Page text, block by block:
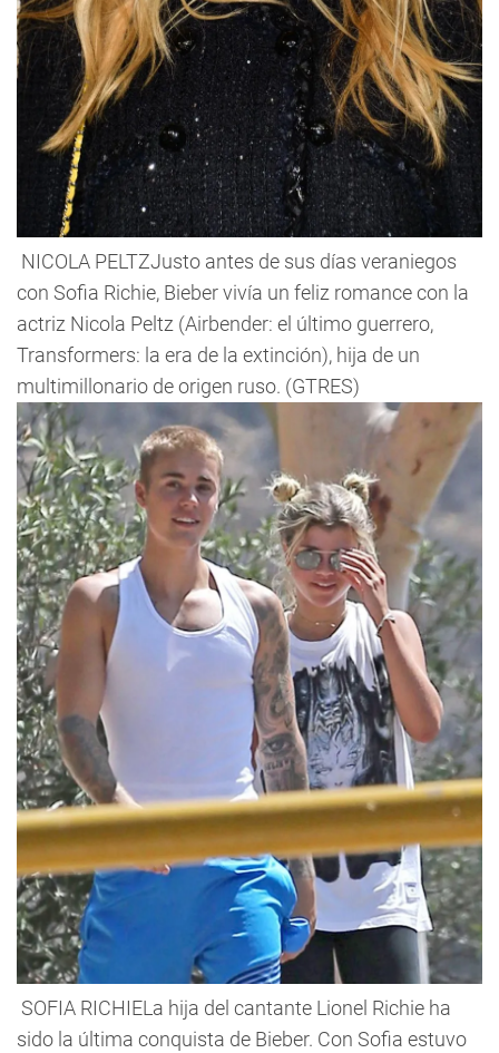
NICOLA PELTZJusto antes de sus días veraniegos
con Sofia Richie, Bieber vivía un feliz romance con la
actriz Nicola Peltz (Airbender: el último guerrero,
Transformers: la era de la extinción), hija de un
multimillonario de origen ruso. (GTRES)
SOFIA RICHIELa hija del cantante Lionel Richie ha
sido la última conquista de Bieber. Con Sofia estuvo